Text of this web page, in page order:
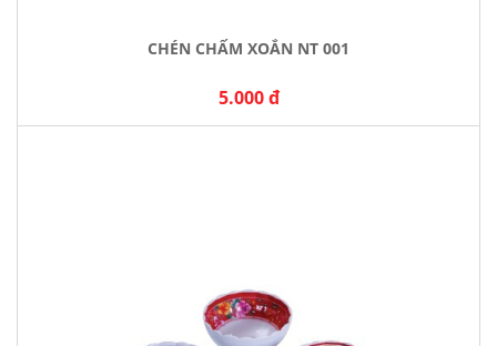
CHÉN CHẤM XOẮN NT 001
5.000 đ